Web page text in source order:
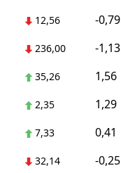
12,56 -0,79
236,00 -1,13
35,26 1,56
2,35 1,29
7,33 0,41
32,14 -0,25